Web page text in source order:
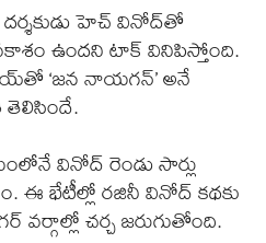
హెచ్ వినోద్‌తో
ఉందని టాక్ వినిపిస్తోంది.
‘జన నాయగన్’ అనే
తెలిసిందే.
వినోద్ రెండు సార్లు
ఈ భేటీల్లో రజినీ వినోద్ కథకు
వర్గాల్లో చర్చ జరుగుతోంది.